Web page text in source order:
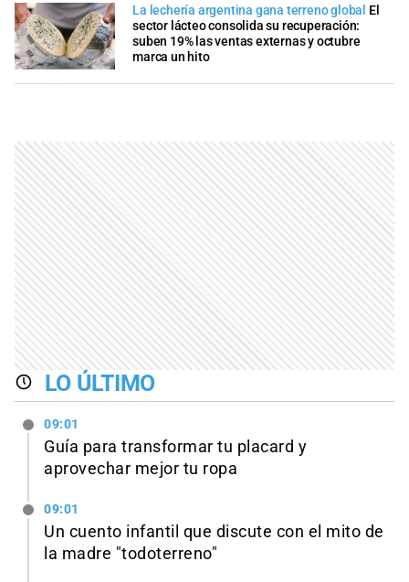
La lechería argentina gana terreno global El
sector lácteo consolida su recuperación:
suben 19% las ventas externas y octubre
marca un hito
LO ÚLTIMO
09:01
Guía para transformar tu placard y
aprovechar mejor tu ropa
09:01
Un cuento infantil que discute con el mito de
la madre "todoterreno"